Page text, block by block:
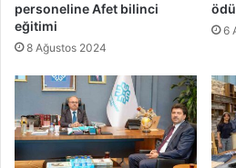
personeline Afet bilinci
eğitimi
8 Ağustos 2024
6